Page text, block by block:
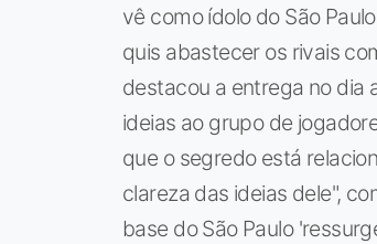
vê como ídolo do São
quis abastecer os rivais
destacou a entrega no dia
ideias ao grupo de
que o segredo está
clareza das ideias dele",
base do São Paulo